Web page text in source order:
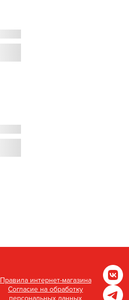
Правила интернет-магазина
Согласие на обработку